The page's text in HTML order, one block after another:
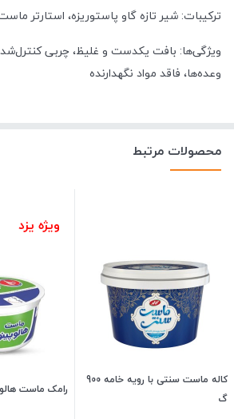
ترکیبات: شیر تازه گاو پاستوریزه، استارتر
ویژگی‌ها: بافت یکدست و غلیظ، چربی
وعده‌ها، فاقد مواد نگهدارنده
محصولات مرتبط
کاله ماست سنتی با رویه خامه 900
گ
ویژه یزد
رامک ماست